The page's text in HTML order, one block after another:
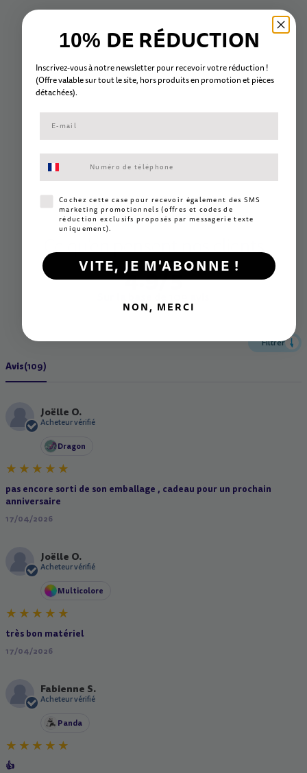
Les avis
Ce qu'en pensent nos clients
4.9/5
Avis(109)
Filtrer
J
Joëlle O.
Acheteur vérifié
Dragon
pas encore sorti de son emballage , cadeau pour un prochain
anniversaire
17/04/2026
J
Joëlle O.
Acheteur vérifié
Multicolore
très bon matériel
17/04/2026
F
Fabienne S.
Acheteur vérifié
Panda
👍
10% DE RÉDUCTION
Inscrivez-vous à notre newsletter pour recevoir votre réduction !
(Offre valable sur tout le site, horsproduits en promotion et pièces
détachées).
Consentement SMS marketing
Cochez cette case pour recevoir également des SMS
marketing promotionnels (offres et codes de
réduction exclusifs proposés par messagerie texte
uniquement).
VITE, JE M'ABONNE !
NON, MERCI